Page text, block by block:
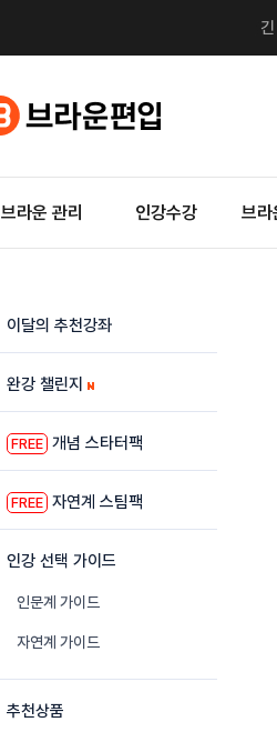
브라운 관리 인강수강 브라
이달의 추천강좌
완강 챌린지
FREE 개념 스타터팩
FREE 자연계 스팀팩
인강 선택 가이드
인문계 가이드
자연계 가이드
추천상품